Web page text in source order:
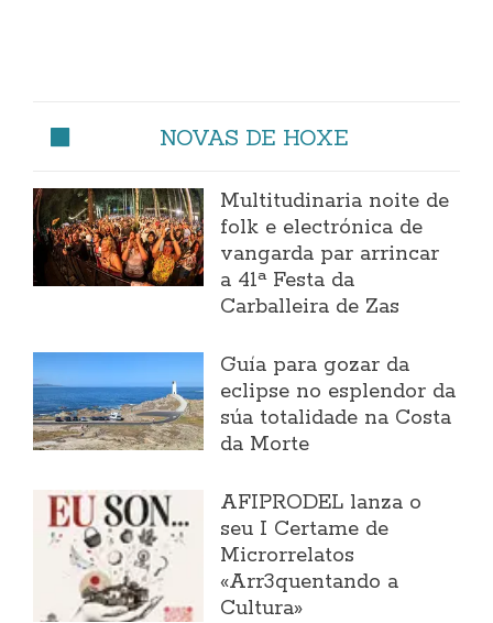
NOVAS DE HOXE
Multitudinaria noite de
folk e electrónica de
vangarda par arrincar
a 41ª Festa da
Carballeira de Zas
Guía para gozar da
eclipse no esplendor da
súa totalidade na Costa
da Morte
AFIPRODEL lanza o
seu I Certame de
Microrrelatos
«Arr3quentando a
Cultura»